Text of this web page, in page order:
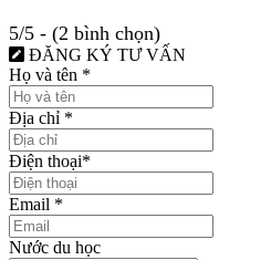
5/5 - (2 bình chọn)
ĐĂNG KÝ TƯ VẤN
Họ và tên *
Địa chỉ *
Điện thoại*
Email *
Nước du học